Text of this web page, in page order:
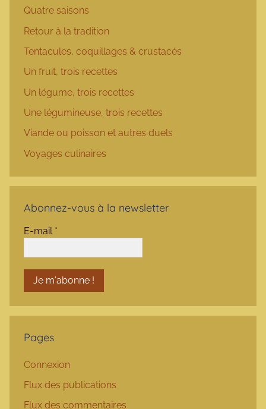
Quatre saisons
Retour à la tradition
Tentacules, coquillages & crustacés
Un fruit, trois recettes
Un légume, trois recettes
Une légumineuse, trois recettes
Viande ou poisson et autres duels
Voyages culinaires
Abonnez-vous à la newsletter
E-mail *
Pages
Connexion
Flux des publications
Flux des commentaires